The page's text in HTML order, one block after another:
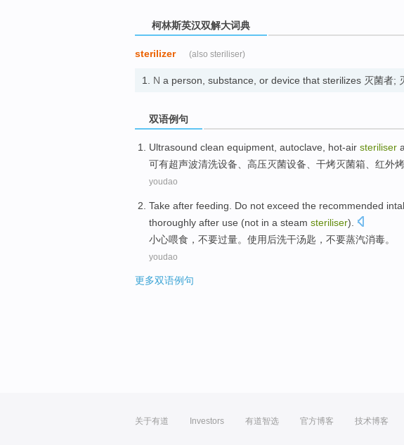
柯林斯英汉双解大词典
sterilizer (also steriliser)
1. N a person, substance, or device that sterilizes 灭菌者;
双语例句
Ultrasound clean equipment autoclave , hot-air steriliser
可有超声波清洗设备 、高压灭菌设备、干烤灭菌箱、 红外
youdao
Take after feeding Do not exceed the recommended
thoroughly after use (not in a steam steriliser).
小心喂食 ， 不要过量。 使用后洗干汤匙 ， 不要蒸汽消毒。
youdao
更多双语例句
关于有道 Investors 有道智选 官方博客 技术博客